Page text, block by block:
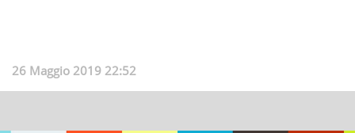
26 Maggio 2019 22:52